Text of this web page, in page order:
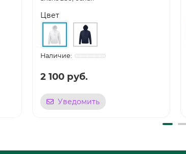
Цвет
2 100 руб.
Уведомить